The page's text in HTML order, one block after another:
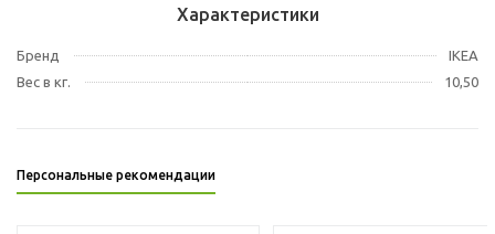
Характеристики
Бренд
IKEA
Вес в кг.
10,50
Персональные рекомендации